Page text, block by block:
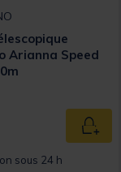
Arianna Speed
from
sous 24 h